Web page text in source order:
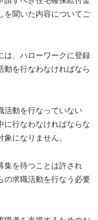
を聞いた内容についてご
は、ハローワークに登録
動を行なわなければなら
活動を行なっていない
に行なわなければならな
になりません。
集を待つことは許され
の求職活動を行なう必要